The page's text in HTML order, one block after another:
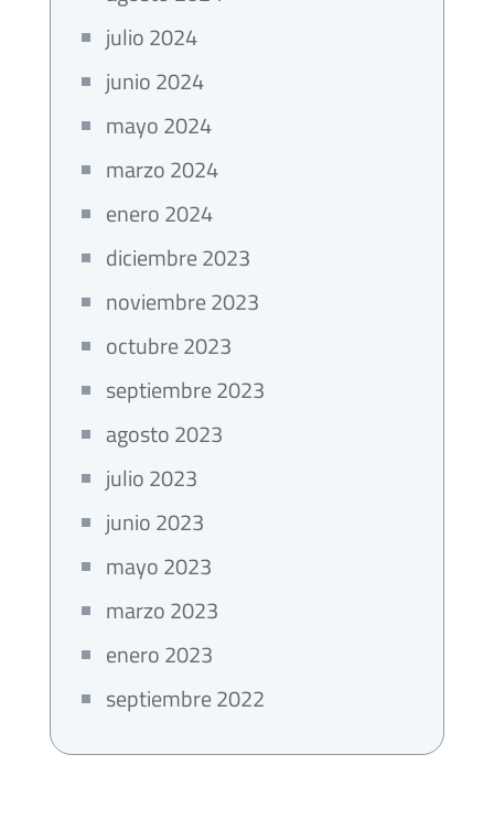
julio 2024
junio 2024
mayo 2024
marzo 2024
enero 2024
diciembre 2023
noviembre 2023
octubre 2023
septiembre 2023
agosto 2023
julio 2023
junio 2023
mayo 2023
marzo 2023
enero 2023
septiembre 2022